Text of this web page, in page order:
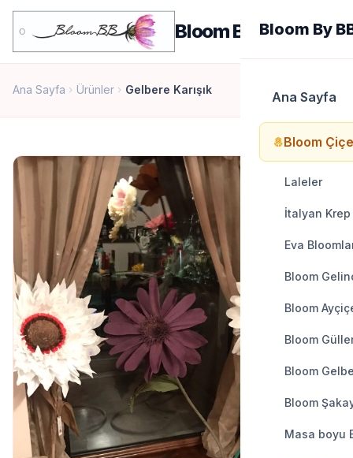
Bloom By BBBloom By
Ana Sayfa
local_floristBloom
Laleler
İtalyan
Eva
Bloom
Bloom
Bloom
Bloom
Bloom
Masa boyu
Ana Sayfa chevron_right Ürünler chevron_right Gelbere Karışık